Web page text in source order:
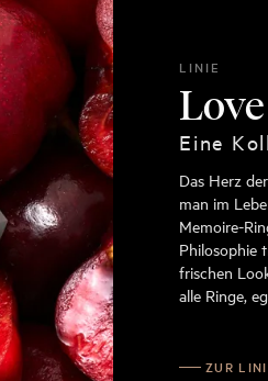
LINIE
Eine
Das Herz
man im
Memoire-
Philosophie
frischen
alle Ringe,
ZUR